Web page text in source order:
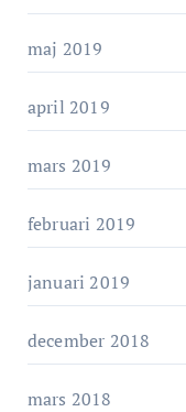
maj 2019
april 2019
mars 2019
februari 2019
januari 2019
december 2018
mars 2018